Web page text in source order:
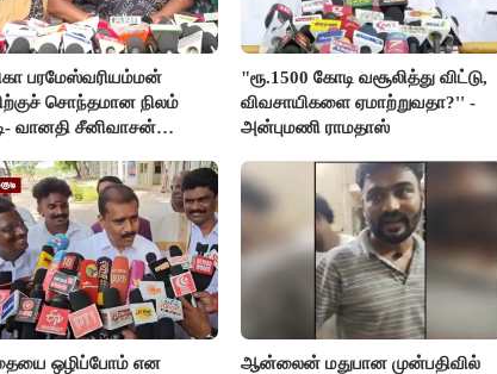
பரமேஸ்வரியம்மன்
சொந்தமான நிலம்
வானதி சீனிவாசன்
"ரூ.1500 கோடி வசூலித்து விட்டு,
விவசாயிகளை ஏமாற்றுவதா?'' -
அன்புமணி ராமதாஸ்
ஒழிப்போம் என
ஆன்லைன் மதுபான முன்பதிவில்